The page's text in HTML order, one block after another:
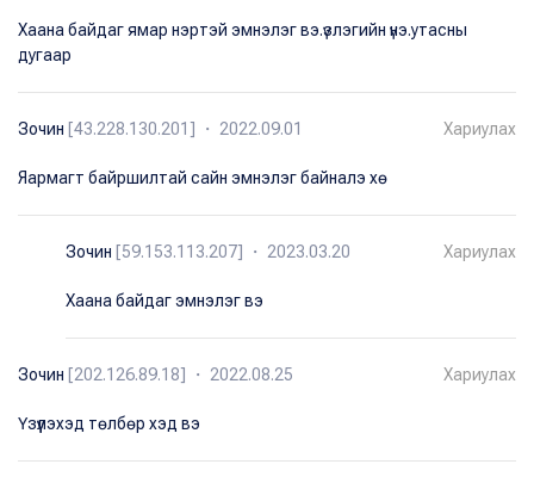
Хаана байдаг ямар нэртэй эмнэлэг вэ.үзлэгийн үнэ.утасны
дугаар
Зочин [43.228.130.201] ・ 2022.09.01 Хариулах
Яармагт байршилтай сайн эмнэлэг байналэ хө
Зочин [59.153.113.207] ・ 2023.03.20 Хариулах
Хаана байдаг эмнэлэг вэ
Зочин [202.126.89.18] ・ 2022.08.25 Хариулах
Үзүүлэхэд төлбөр хэд вэ